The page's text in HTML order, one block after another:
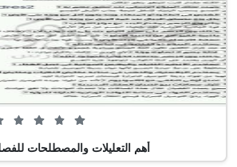
أهم التعليلات والمصطلحات